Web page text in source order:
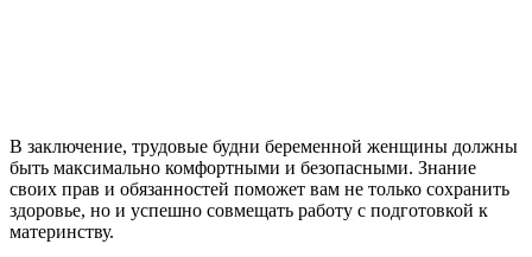
В заключение, трудовые будни беременной женщины должны
быть максимально комфортными и безопасными. Знание
своих прав и обязанностей поможет вам не только сохранить
здоровье, но и успешно совмещать работу с подготовкой к
материнству.